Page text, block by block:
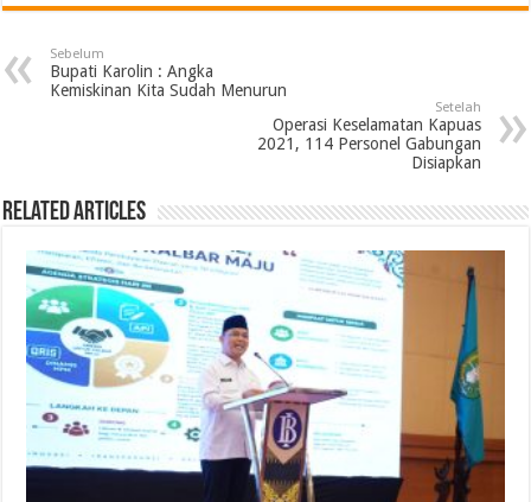
Sebelum
Bupati Karolin : Angka
Kemiskinan Kita Sudah Menurun
Setelah
Operasi Keselamatan Kapuas
2021, 114 Personel Gabungan
Disiapkan
Related Articles